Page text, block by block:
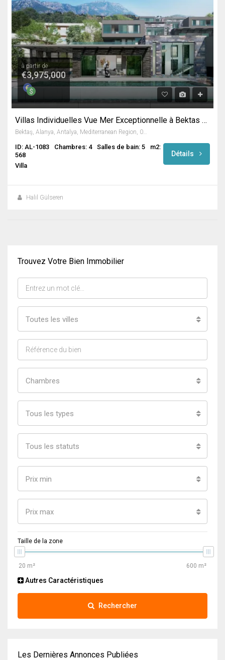
à partir de
€3,975,000
Villas Individuelles Vue Mer Exceptionnelle à Bektas / Alanya
ID: AL-1083 Chambres: 4 Salles de bain: 5
m2:
568
Villa
Détails
Halil Gülseren
Trouvez Votre Bien Immobilier
Toutes les villes
Chambres
Tous les types
Tous les statuts
Prix min
Prix max
Taille de la zone
Autres Caractéristiques
Rechercher
Les Dernières Annonces Publiées